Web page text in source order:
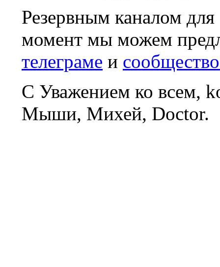
Резервным каналом
момент мы можем
телеграме и
С Уважением ко всем,
Мыши, Михей, Doctor.